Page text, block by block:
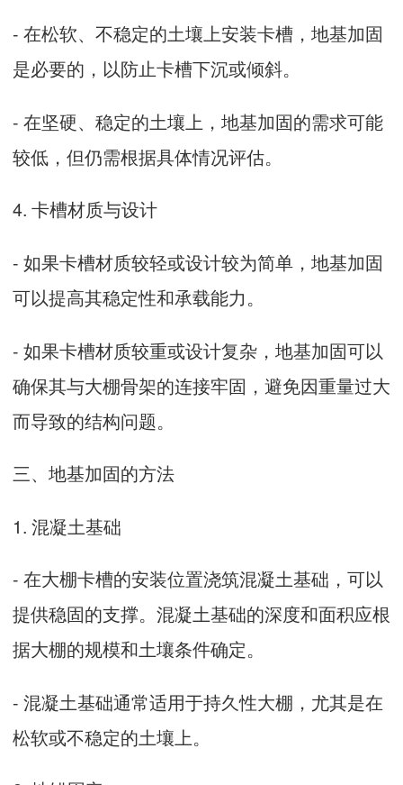
- 在松软、不稳定的土壤上安装卡槽，地基加固
是必要的，以防止卡槽下沉或倾斜。
- 在坚硬、稳定的土壤上，地基加固的需求可能
较低，但仍需根据具体情况评估。
4. 卡槽材质与设计
- 如果卡槽材质较轻或设计较为简单，地基加固
可以提高其稳定性和承载能力。
- 如果卡槽材质较重或设计复杂，地基加固可以
确保其与大棚骨架的连接牢固，避免因重量过大
而导致的结构问题。
三、地基加固的方法
1. 混凝土基础
- 在大棚卡槽的安装位置浇筑混凝土基础，可以
提供稳固的支撑。混凝土基础的深度和面积应根
据大棚的规模和土壤条件确定。
- 混凝土基础通常适用于持久性大棚，尤其是在
松软或不稳定的土壤上。